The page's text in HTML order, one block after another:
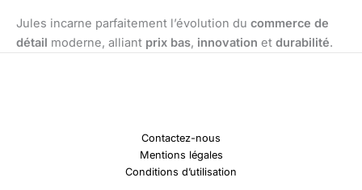
Jules incarne parfaitement l’évolution du commerce de
détail moderne, alliant prix bas, innovation et durabilité.
Contactez-nous
Mentions légales
Conditions d’utilisation